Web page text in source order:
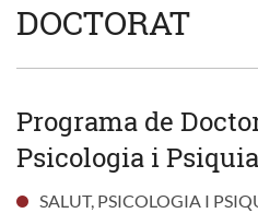
DOCTORAT
Programa de
Psicologia i
SALUT, PSICOLOGIA I